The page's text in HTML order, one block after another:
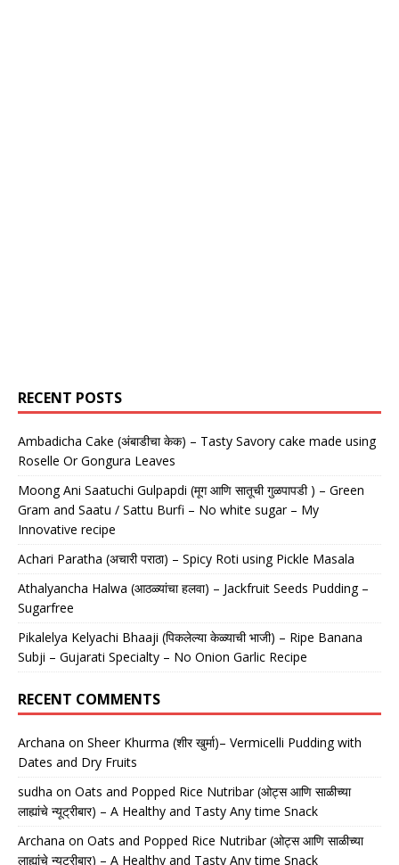
RECENT POSTS
Ambadicha Cake (अंबाडीचा केक) – Tasty Savory cake made using
Roselle Or Gongura Leaves
Moong Ani Saatuchi Gulpapdi (मूग आणि सातूची गुळपापडी ) – Green
Gram and Saatu / Sattu Burfi – No white sugar – My
Innovative recipe
Achari Paratha (अचारी पराठा) – Spicy Roti using Pickle Masala
Athalyancha Halwa (आठळ्यांचा हलवा) – Jackfruit Seeds Pudding –
Sugarfree
Pikalelya Kelyachi Bhaaji (पिकलेल्या केळ्याची भाजी) – Ripe Banana
Subji – Gujarati Specialty – No Onion Garlic Recipe
RECENT COMMENTS
Archana on Sheer Khurma (शीर खुर्मा)– Vermicelli Pudding with
Dates and Dry Fruits
sudha on Oats and Popped Rice Nutribar (ओट्स आणि साळीच्या
लाह्यांचे न्यूट्रीबार) – A Healthy and Tasty Any time Snack
Archana on Oats and Popped Rice Nutribar (ओट्स आणि साळीच्या
लाह्यांचे न्यूट्रीबार) – A Healthy and Tasty Any time Snack